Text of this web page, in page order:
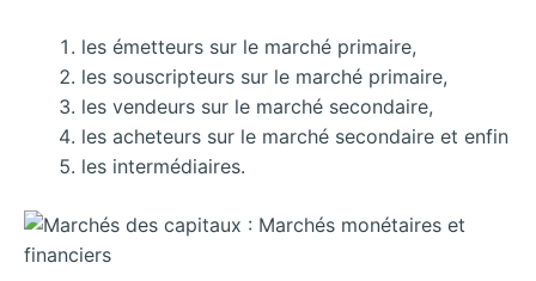
les émetteurs sur le marché primaire,
les souscripteurs sur le marché primaire,
les vendeurs sur le marché secondaire,
les acheteurs sur le marché secondaire et enfin
les intermédiaires.